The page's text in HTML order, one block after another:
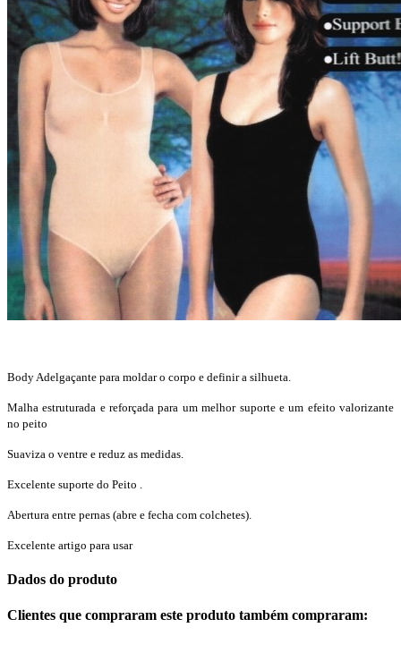
Body Adelgaçante para moldar o corpo e definir a silhueta.
Malha estruturada e reforçada para um melhor suporte e um efeito valorizante
no peito
Suaviza o ventre e reduz as medidas.
Excelente suporte do Peito .
Abertura entre pernas (abre e fecha com colchetes).
Excelente artigo para usar
Dados do produto
Clientes que compraram este produto também compraram: